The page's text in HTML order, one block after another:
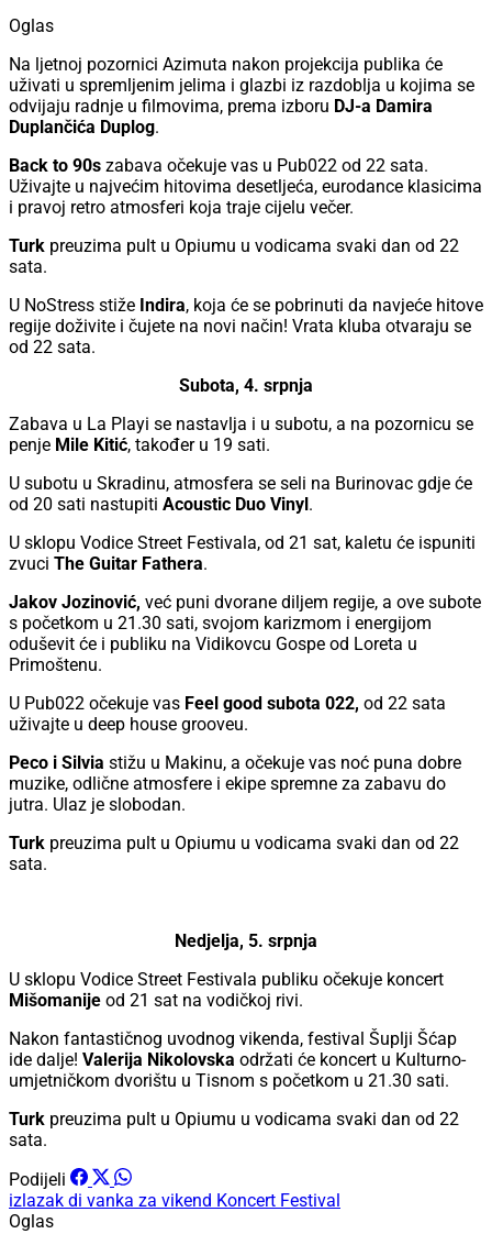
Oglas
Na ljetnoj pozornici Azimuta nakon projekcija publika će
uživati u spremljenim jelima i glazbi iz razdoblja u kojima se
odvijaju radnje u filmovima, prema izboru DJ-a Damira
Duplančića Duplog.
Back to 90s zabava očekuje vas u Pub022 od 22 sata.
Uživajte u najvećim hitovima desetljeća, eurodance klasicima
i pravoj retro atmosferi koja traje cijelu večer.
Turk preuzima pult u Opiumu u vodicama svaki dan od 22
sata.
U NoStress stiže Indira, koja će se pobrinuti da navjeće hitove
regije doživite i čujete na novi način! Vrata kluba otvaraju se
od 22 sata.
Subota, 4. srpnja
Zabava u La Playi se nastavlja i u subotu, a na pozornicu se
penje Mile Kitić, također u 19 sati.
U subotu u Skradinu, atmosfera se seli na Burinovac gdje će
od 20 sati nastupiti Acoustic Duo Vinyl .
U sklopu Vodice Street Festivala, od 21 sat, kaletu će ispuniti
zvuci The Guitar Fathera.
Jakov Jozinović, već puni dvorane diljem regije, a ove subote
s početkom u 21.30 sati, svojom karizmom i energijom
oduševit će i publiku na Vidikovcu Gospe od Loreta u
Primoštenu.
U Pub022 očekuje vas Feel good subota 022, od 22 sata
uživajte u deep house grooveu.
Peco i Silvia stižu u Makinu, a očekuje vas noć puna dobre
muzike, odlične atmosfere i ekipe spremne za zabavu do
jutra. Ulaz je slobodan.
Turk preuzima pult u Opiumu u vodicama svaki dan od 22
sata.
Nedjelja, 5. srpnja
U sklopu Vodice Street Festivala publiku očekuje koncert
Mišomanije od 21 sat na vodičkoj rivi.
Nakon fantastičnog uvodnog vikenda, festival Šuplji Šćap
ide dalje! Valerija Nikolovska održati će koncert u Kulturno-
umjetničkom dvorištu u Tisnom s početkom u 21.30 sati.
Turk preuzima pult u Opiumu u vodicama svaki dan od 22
sata.
Podijeli
izlazak di vanka za vikend Koncert Festival
Oglas